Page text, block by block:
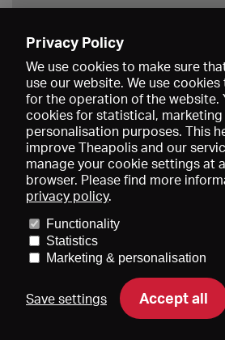
About us
Imprint
DE EN FR
Privacy Policy
We use cookies to make sure
use our website. We use
for the operation of the website.
cookies for statistical, marketing
personalisation purposes. This
improve Theapolis and our
manage your cookie settings at
browser. Please find more
privacy policy.
Functionality
Statistics
Marketing & personalisation
Save settings Accept all